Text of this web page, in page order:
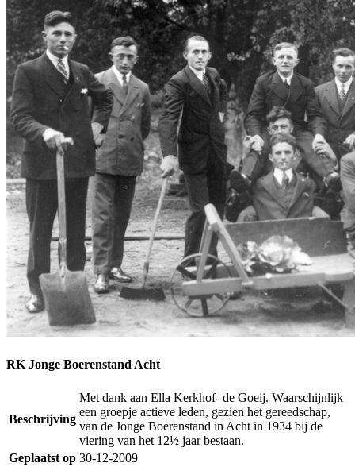
RK Jonge Boerenstand Acht
Beschrijving
Met dank aan Ella Kerkhof- de Goeij. Waarschijnlijk
een groepje actieve leden, gezien het gereedschap,
van de Jonge Boerenstand in Acht in 1934 bij de
viering van het 12½ jaar bestaan.
Geplaatst op 30-12-2009